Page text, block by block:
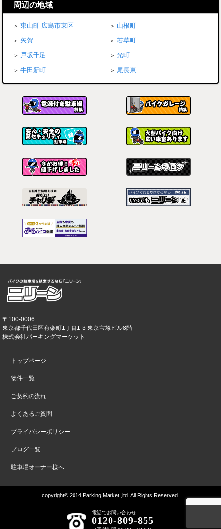
周辺の地域
東山町-広島市東区
山根町
矢賀
若草町
戸坂千足
光町
牛田新町
尾長東
〒100-0006
東京都千代田区有楽町1丁目1-3 東京宝塚ビル8階
株式会社パーキングマーケット
トップページ
物件一覧
ご契約の流れ
よくあるご質問
プライバシーポリシー
ブログ一覧
駐車場オーナー様へ
copyright© 2014 Parking Market.,ltd. All Rights Reserved.
電話でお問い合わせ
0120-809-855